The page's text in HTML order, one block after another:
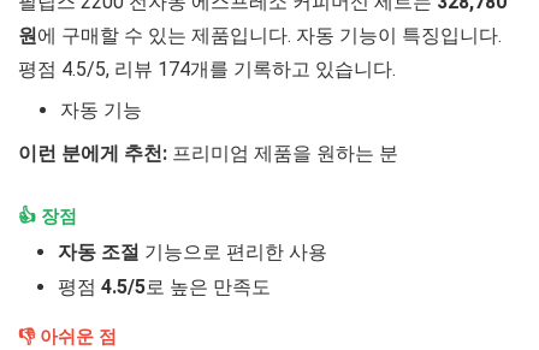
원에 구매할 수 있는 제품입니다. 자동 기능이 특징입니다.
평점 4.5/5, 리뷰 174개를 기록하고 있습니다.
자동 기능
이런 분에게 추천: 프리미엄 제품을 원하는 분
👍 장점
자동 조절 기능으로 편리한 사용
평점 4.5/5로 높은 만족도
👎 아쉬운 점